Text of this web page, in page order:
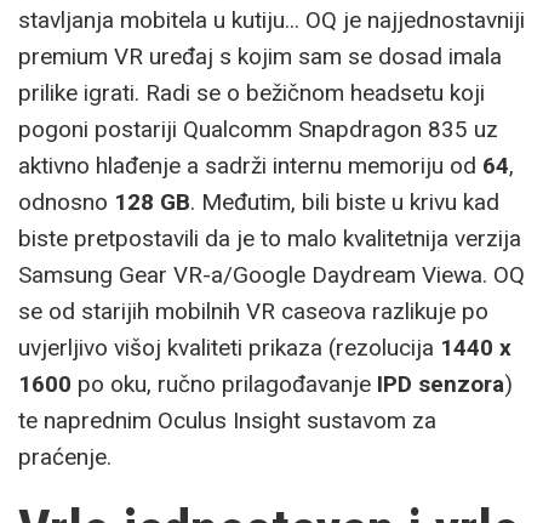
stavljanja mobitela u kutiju... OQ je najjednostavniji
premium VR uređaj s kojim sam se dosad imala
prilike igrati. Radi se o bežičnom headsetu koji
pogoni postariji Qualcomm Snapdragon 835 uz
aktivno hlađenje a sadrži internu memoriju od 64,
odnosno 128 GB. Međutim, bili biste u krivu kad
biste pretpostavili da je to malo kvalitetnija verzija
Samsung Gear VR-a/Google Daydream Viewa. OQ
se od starijih mobilnih VR caseova razlikuje po
uvjerljivo višoj kvaliteti prikaza (rezolucija 1440 x
1600 po oku, ručno prilagođavanje IPD senzora)
te naprednim Oculus Insight sustavom za
praćenje.